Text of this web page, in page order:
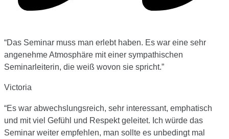
“Das Seminar muss man erlebt haben. Es war eine sehr
angenehme Atmosphäre mit einer sympathischen
Seminarleiterin, die weiß wovon sie spricht.”
Victoria
“Es war abwechslungsreich, sehr interessant, emphatisch
und mit viel Gefühl und Respekt geleitet. Ich würde das
Seminar weiter empfehlen, man sollte es unbedingt mal